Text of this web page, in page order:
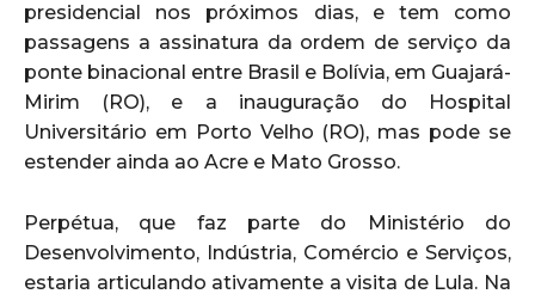
presidencial nos próximos dias, e tem como
passagens a assinatura da ordem de serviço da
ponte binacional entre Brasil e Bolívia, em Guajará-
Mirim (RO), e a inauguração do Hospital
Universitário em Porto Velho (RO), mas pode se
estender ainda ao Acre e Mato Grosso.
Perpétua, que faz parte do Ministério do
Desenvolvimento, Indústria, Comércio e Serviços,
estaria articulando ativamente a visita de Lula. Na